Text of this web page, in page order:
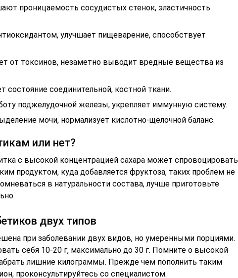
проницаемость сосудистых стенок, эластичность
улучшает пищеварение, способствует
от токсинов, незаметно выводит вредные вещества из
состояние соединительной, костной ткани.
поджелудочной железы, укрепляет иммунную систему.
мочи, нормализует кислотно-щелочной баланс.
или нет?
с высокой концентрацией сахара может спровоцировать
продуктом, куда добавляется фруктоза, таких проблем не
в натуральности состава, лучше приготовьте
двух типов
при заболевании двух видов, но умеренными порциями.
себя 10-20 г, максимально до 30 г. Помните о высокой
лишние килограммы. Прежде чем пополнить таким
проконсультируйтесь со специалистом.